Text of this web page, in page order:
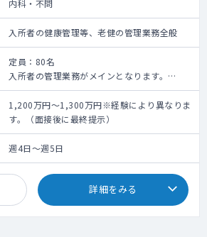
内科・不問
入所者の健康管理等、老健の管理業務全般
定員：80名
入所者の管理業務がメインとなります。
▼当直：応相談（月1回～）
▼オンコール：有（急変時対応）
1,200万円～1,300万円※経験により異なりま
す。（面接後に最終提示）
週4日～週5日
詳細をみる